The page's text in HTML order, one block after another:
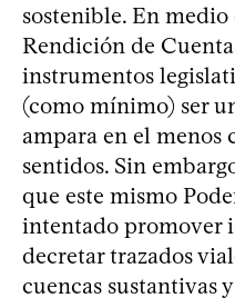
sostenible. En
Rendición de
instrumentos
(como mínimo) ser
ampara en el menos
sentidos. Sin
que este mismo
intentado promover
decretar trazados
cuencas sustantivas